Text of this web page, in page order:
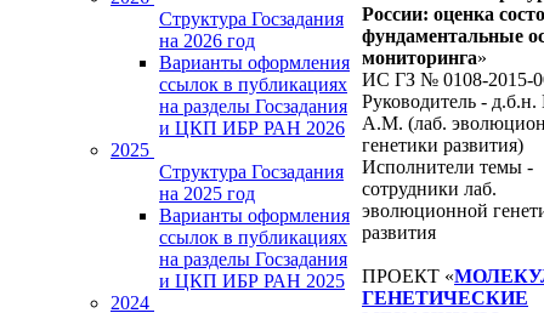
Структура Госзадания
на 2026 год
Варианты оформления
ссылок в публикациях
на разделы Госзадания
и ЦКП ИБР РАН 2026
2025
Структура Госзадания
на 2025 год
Варианты оформления
ссылок в публикациях
на разделы Госзадания
и ЦКП ИБР РАН 2025
2024
России: оценка
фундаментальные
мониторинга»
ИС ГЗ № 0108-2015-
Руководитель - д.б.н.
А.М. (лаб.
генетики развития)
Исполнители темы -
сотрудники лаб.
эволюционной
развития
ПРОЕКТ «
ГЕНЕТИЧЕСКИЕ